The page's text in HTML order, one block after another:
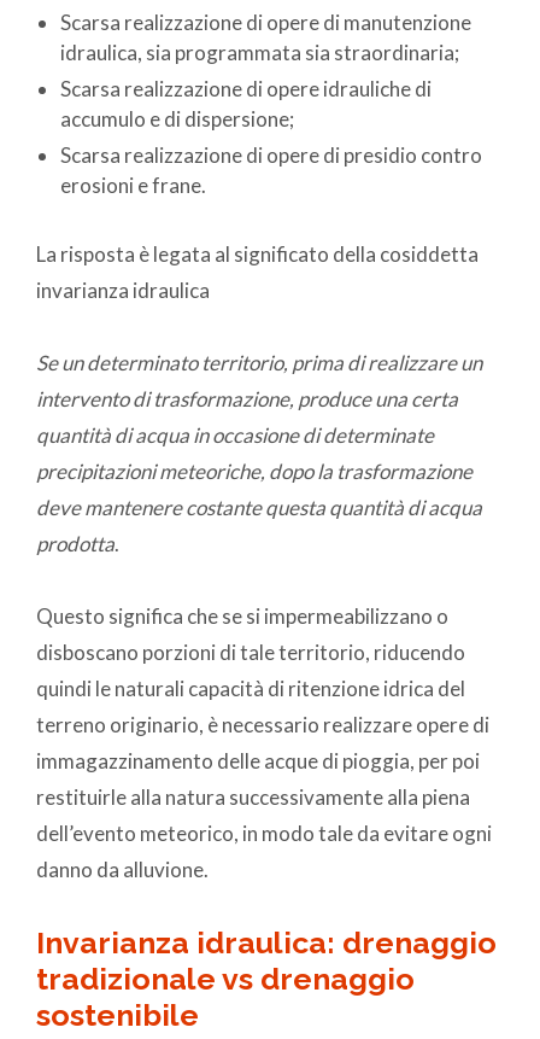
Scarsa realizzazione di opere di manutenzione
idraulica, sia programmata sia straordinaria;
Scarsa realizzazione di opere idrauliche di
accumulo e di dispersione;
Scarsa realizzazione di opere di presidio contro
erosioni e frane.
La risposta è legata al significato della cosiddetta
invarianza idraulica
Se un determinato territorio, prima di realizzare un
intervento di trasformazione, produce una certa
quantità di acqua in occasione di determinate
precipitazioni meteoriche, dopo la trasformazione
deve mantenere costante questa quantità di acqua
prodotta.
Questo significa che se si impermeabilizzano o
disboscano porzioni di tale territorio, riducendo
quindi le naturali capacità di ritenzione idrica del
terreno originario, è necessario realizzare opere di
immagazzinamento delle acque di pioggia, per poi
restituirle alla natura successivamente alla piena
dell’evento meteorico, in modo tale da evitare ogni
danno da alluvione.
Invarianza idraulica: drenaggio
tradizionale vs drenaggio
sostenibile